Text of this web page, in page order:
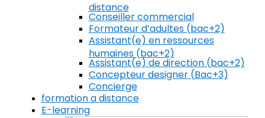
distance
Conseiller commercial
Formateur d’adultes (bac+2)
Assistant(e) en ressources
humaines (bac+2)
Assistant(e) de direction (bac+2)
Concepteur designer (Bac+3)
Concierge
formation a distance
E-learning